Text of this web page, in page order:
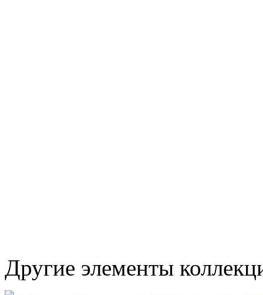
Другие элементы